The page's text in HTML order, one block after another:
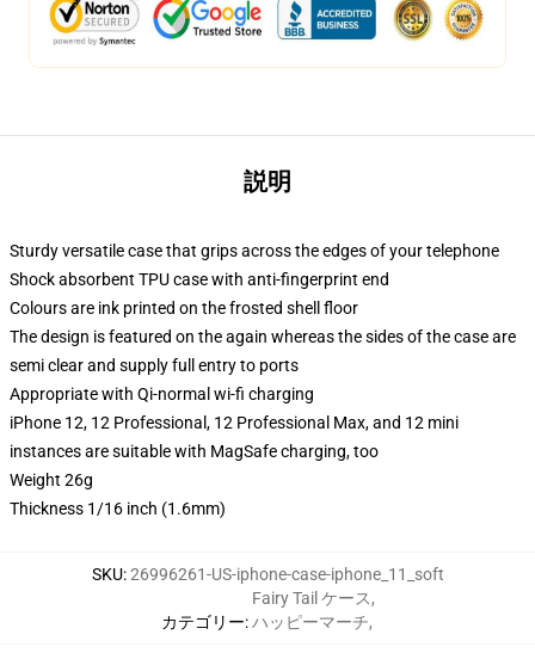
説明
Sturdy versatile case that grips across the edges of your telephone
Shock absorbent TPU case with anti-fingerprint end
Colours are ink printed on the frosted shell floor
The design is featured on the again whereas the sides of the case are
semi clear and supply full entry to ports
Appropriate with Qi-normal wi-fi charging
iPhone 12, 12 Professional, 12 Professional Max, and 12 mini
instances are suitable with MagSafe charging, too
Weight 26g
Thickness 1/16 inch (1.6mm)
SKU:26996261-US-iphone-case-iphone_11_soft
カテゴリー:
Fairy Tail ケース,
ハッピーマーチ,